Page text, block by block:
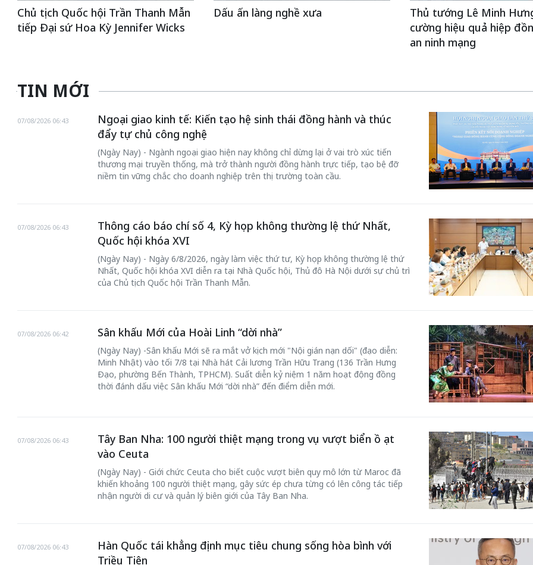
Chủ tịch Quốc hội Trần Thanh Mẫn
tiếp Đại sứ Hoa Kỳ Jennifer Wicks
Dấu ấn làng nghề xưa
Thủ tướng Lê Minh
cường hiệu quả hiệp
an ninh mạng
TIN MỚI
Ngoại giao kinh tế: Kiến tạo hệ sinh thái đồng hành và thúc
đẩy tự chủ công nghệ
07/08/2026 06:43
(Ngày Nay) - Ngành ngoại giao hiện nay không chỉ dừng lại ở vai trò xúc tiến
thương mại truyền thống, mà trở thành người đồng hành trực tiếp, tạo bệ đỡ
niềm tin vững chắc cho doanh nghiệp trên thị trường toàn cầu.
Thông cáo báo chí số 4, Kỳ họp không thường lệ thứ Nhất,
Quốc hội khóa XVI
07/08/2026 06:43
(Ngày Nay) - Ngày 6/8/2026, ngày làm việc thứ tư, Kỳ họp không thường lệ thứ
Nhất, Quốc hội khóa XVI diễn ra tại Nhà Quốc hội, Thủ đô Hà Nội dưới sự chủ trì
của Chủ tịch Quốc hội Trần Thanh Mẫn.
Sân khấu Mới của Hoài Linh “dời nhà”
07/08/2026 06:42
(Ngày Nay) -Sân khấu Mới sẽ ra mắt vở kịch mới "Nội gián nạn dối" (đạo diễn:
Minh Nhật) vào tối 7/8 tại Nhà hát Cải lương Trần Hữu Trang (136 Trần Hưng
Đạo, phường Bến Thành, TPHCM). Suất diễn kỷ niệm 1 năm hoạt động đồng
thời đánh dấu việc Sân khấu Mới “dời nhà” đến điểm diễn mới.
Tây Ban Nha: 100 người thiệt mạng trong vụ vượt biển ồ ạt
vào Ceuta
07/08/2026 06:43
(Ngày Nay) - Giới chức Ceuta cho biết cuộc vượt biên quy mô lớn từ Maroc đã
khiến khoảng 100 người thiệt mạng, gây sức ép chưa từng có lên công tác tiếp
nhận người di cư và quản lý biên giới của Tây Ban Nha.
Hàn Quốc tái khẳng định mục tiêu chung sống hòa bình với
Triều Tiên
07/08/2026 06:43